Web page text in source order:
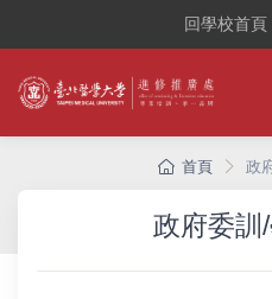
回學校首
首頁 政
政府委訓